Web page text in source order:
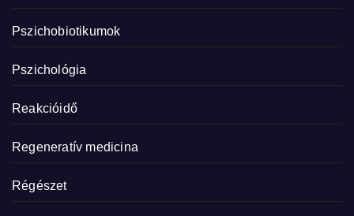
Pszichobiotikumok
Pszichológia
Reakcióidő
Regeneratív medicina
Régészet